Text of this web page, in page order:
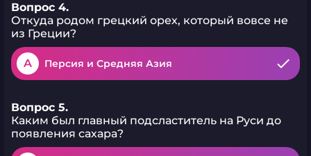
Вопрос 4.
Откуда родом грецкий орех, который вовсе не
из Греции?
A Персия и Средняя Азия
Вопрос 5.
Каким был главный подсластитель на Руси до
появления сахара?